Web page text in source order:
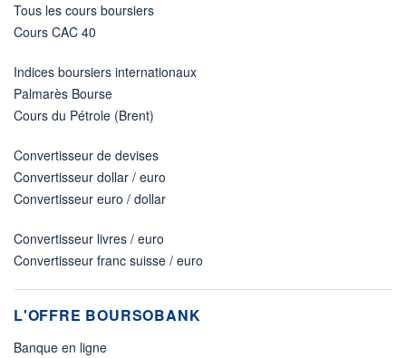
Tous les cours boursiers
Cours CAC 40
Indices boursiers internationaux
Palmarès Bourse
Cours du Pétrole (Brent)
Convertisseur de devises
Convertisseur dollar / euro
Convertisseur euro / dollar
Convertisseur livres / euro
Convertisseur franc suisse / euro
L'OFFRE BOURSOBANK
Banque en ligne